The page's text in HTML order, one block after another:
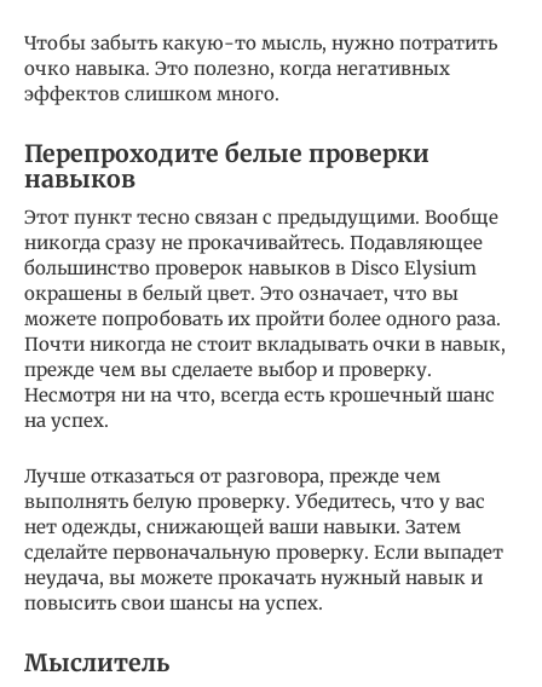
Чтобы забыть какую-то мысль, нужно потратить
очко навыка. Это полезно, когда негативных
эффектов слишком много.
Перепроходите белые проверки
навыков
Этот пункт тесно связан с предыдущими. Вообще
никогда сразу не прокачивайтесь. Подавляющее
большинство проверок навыков в Disco Elysium
окрашены в белый цвет. Это означает, что вы
можете попробовать их пройти более одного раза.
Почти никогда не стоит вкладывать очки в навык,
прежде чем вы сделаете выбор и проверку.
Несмотря ни на что, всегда есть крошечный шанс
на успех.
Лучше отказаться от разговора, прежде чем
выполнять белую проверку. Убедитесь, что у вас
нет одежды, снижающей ваши навыки. Затем
сделайте первоначальную проверку. Если выпадет
неудача, вы можете прокачать нужный навык и
повысить свои шансы на успех.
Мыслитель